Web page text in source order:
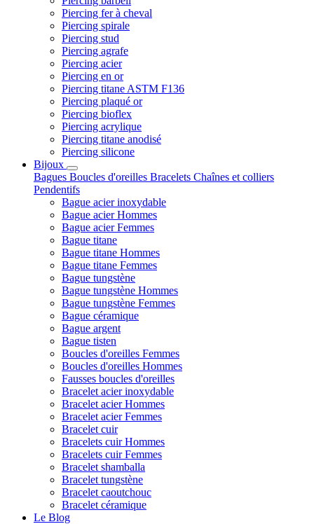
Piercing fer à cheval
Piercing spirale
Piercing stud
Piercing agrafe
Piercing acier
Piercing en or
Piercing titane ASTM F136
Piercing plaqué or
Piercing bioflex
Piercing acrylique
Piercing titane anodisé
Piercing silicone
Bijoux
Bagues Boucles d'oreilles Bracelets Chaînes et colliers
Pendentifs
Bague acier inoxydable
Bague acier Hommes
Bague acier Femmes
Bague titane
Bague titane Hommes
Bague titane Femmes
Bague tungstène
Bague tungstène Hommes
Bague tungstène Femmes
Bague céramique
Bague argent
Bague tisten
Boucles d'oreilles Femmes
Boucles d'oreilles Hommes
Fausses boucles d'oreilles
Bracelet acier inoxydable
Bracelet acier Hommes
Bracelet acier Femmes
Bracelet cuir
Bracelets cuir Hommes
Bracelets cuir Femmes
Bracelet shamballa
Bracelet tungstène
Bracelet caoutchouc
Bracelet céramique
Le Blog